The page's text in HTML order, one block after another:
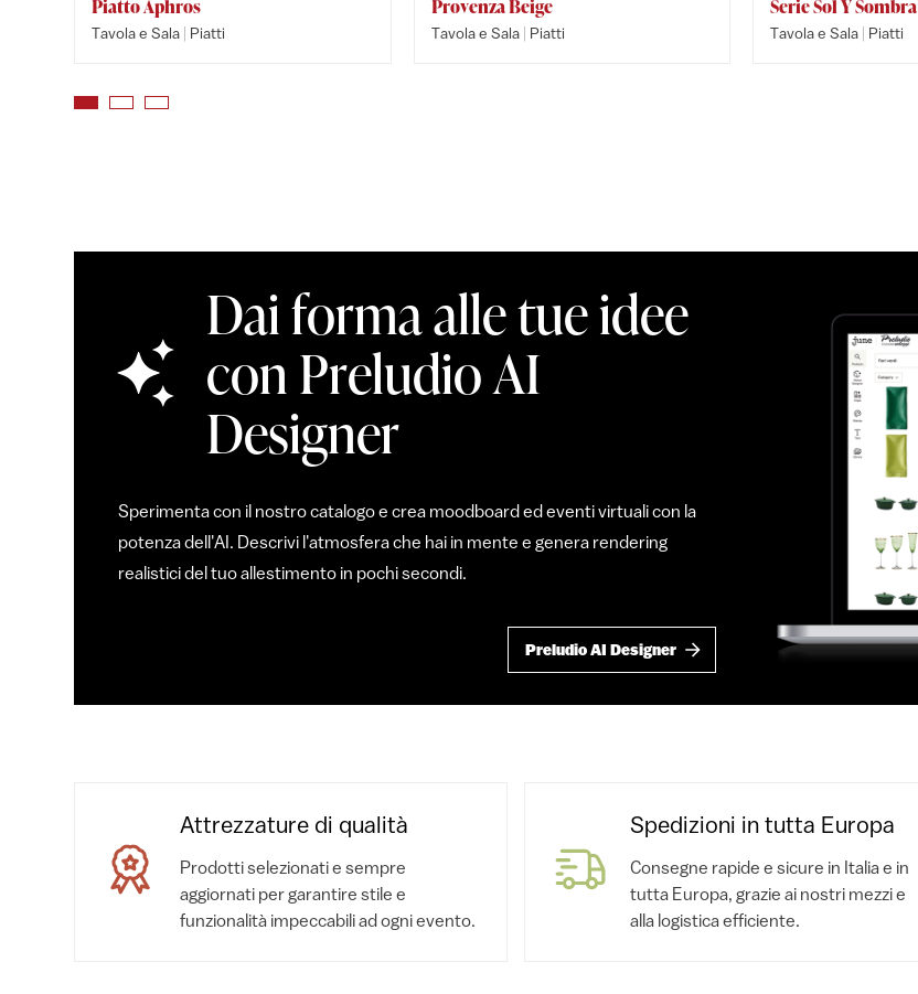
Piatto Aphros
Tavola e Sala | Piatti
Provenza Beige
Tavola e Sala | Piatti
Serie Sol Y Sombra
Tavola e Sala | Piatti
Dai forma alle tue idee
con Preludio AI
Designer
Sperimenta con il nostro catalogo e crea moodboard ed eventi virtuali con la
potenza dell'AI. Descrivi l'atmosfera che hai in mente e genera rendering
realistici del tuo allestimento in pochi secondi.
Preludio AI Designer
Attrezzature di qualità
Prodotti selezionati e sempre
aggiornati per garantire stile e
funzionalità impeccabili ad ogni evento.
Spedizioni in tutta Europa
Consegne rapide e sicure in Italia e in
tutta Europa, grazie ai nostri mezzi e
alla logistica efficiente.